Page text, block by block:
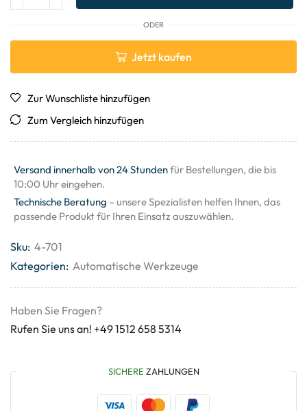
ODER
Jetzt kaufen
Zur Wunschliste hinzufügen
Zum Vergleich hinzufügen
Versand innerhalb von 24 Stundenfür Bestellungen, die bis
10:00 Uhr eingehen.
Technische Beratung – unsere Spezialisten helfen Ihnen, das
passende Produkt für Ihren Einsatz auszuwählen.
Sku: 4-701
Kategorien: Automatische Werkzeuge
Haben Sie Fragen?
Rufen Sie uns an! +49 1512 658 5314
SICHERE ZAHLUNGEN